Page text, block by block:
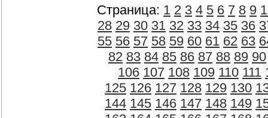
Страница: 1 2 3 4 5 6 7 8 9
28 29 30 31 32 33 34 35 36
55 56 57 58 59 60 61 62 63
82 83 84 85 86 87 88 89 90
106 107 108 109 110 111
125 126 127 128 129 130
144 145 146 147 148 149